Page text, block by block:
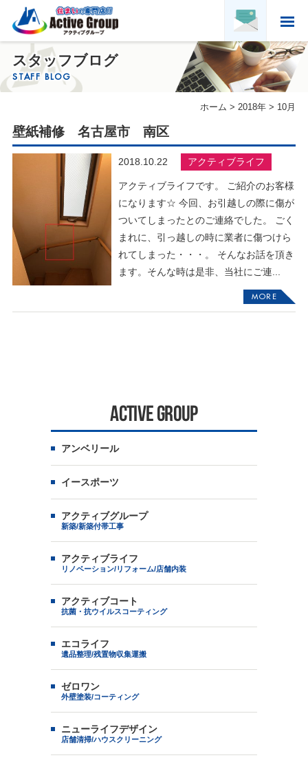
ホーム
HOME
アクティブグループについて
実績紹介
PORTFOLIO
求人募集・協力会社募集
RECRUITMENT & PARTNER
会社概要
COMPANY PROFILE
スタッフブログ
STAFF BLOG
ホーム >2018年 > 10月
壁紙補修 名古屋市 南区
2018.10.22 アクティブライフ
アクティブライフです。 ご紹介のお客様
になります☆ 今回、お引越しの際に傷が
ついてしまったとのご連絡でした。 ごく
まれに、引っ越しの時に業者に傷つけら
れてしまった・・・。 そんなお話を頂き
ます。そんな時は是非、当社にご連...
MORE
ACTIVE GROUP
アンベリール
イースポーツ
アクティブグループ
新築/新築付帯工事
アクティブライフ
リノベーション/リフォーム/店舗内装
アクティブコート
抗菌・抗ウイルスコーティング
エコライフ
遺品整理/残置物収集運搬
ゼロワン
外壁塗装/コーティング
ニューライフデザイン
店舗清掃/ハウスクリーニング